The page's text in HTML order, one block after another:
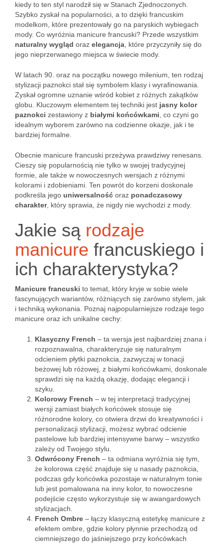
kiedy to ten styl narodził się w Stanach Zjednoczonych.
Szybko zyskał na popularności, a to dzięki francuskim
modelkom, które prezentowały go na paryskich wybiegach
mody. Co wyróżnia manicure francuski? Przede wszystkim
naturalny wygląd oraz elegancja , które przyczyniły się do
jego nieprzerwanego miejsca w świecie mody.
W latach 90. oraz na początku nowego milenium, ten rodzaj
stylizacji paznokci stał się symbolem klasy i wyrafinowania.
Zyskał ogromne uznanie wśród kobiet z różnych zakątków
globu. Kluczowym elementem tej techniki jest jasny kolor
paznokci zestawiony z białymi końcówkami , co czyni go
idealnym wyborem zarówno na codzienne okazje, jak i te
bardziej formalne.
Obecnie manicure francuski przeżywa prawdziwy renesans.
Cieszy się popularnością nie tylko w swojej tradycyjnej
formie, ale także w nowoczesnych wersjach z różnymi
kolorami i zdobieniami. Ten powrót do korzeni doskonale
podkreśla jego uniwersalność oraz ponadczasowy
charakter, który sprawia, że nigdy nie wychodzi z mody.
Jakie są rodzaje
manicure francuskiego i
ich charakterystyka?
Manicure francuski to temat, który kryje w sobie wiele
fascynujących wariantów, różniących się zarówno stylem, jak
i techniką wykonania. Poznaj najpopularniejsze rodzaje tego
manicure oraz ich unikalne cechy:
Klasyczny French – ta wersja jest najbardziej znana i
rozpoznawalna, charakteryzuje się naturalnym
odcieniem płytki paznokcia, zazwyczaj w tonacji
beżowej lub różowej, z białymi końcówkami, doskonale
sprawdzi się na każdą okazję, dodając elegancji i
szyku.
Kolorowy French – w tej interpretacji tradycyjnej
wersji zamiast białych końcówek stosuje się
różnorodne kolory, co otwiera drzwi do kreatywności i
personalizacji stylizacji, możesz wybrać odcienie
pastelowe lub bardziej intensywne barwy – wszystko
zależy od Twojego stylu.
Odwrócony French – ta odmiana wyróżnia się tym,
że kolorowa część znajduje się u nasady paznokcia,
podczas gdy końcówka pozostaje w naturalnym tonie
lub jest pomalowana na inny kolor, to nowoczesne
podejście często wykorzystuje się w awangardowych
stylizacjach.
French Ombre – łączy klasyczną estetykę manicure z
efektem ombre, gdzie kolory płynnie przechodzą od
ciemniejszego do jaśniejszego przy końcówkach